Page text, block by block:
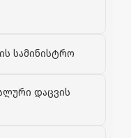
სამინისტრო
დაცვის